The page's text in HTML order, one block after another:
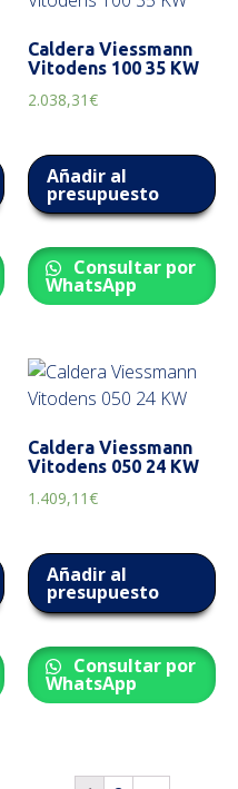
Caldera Viessmann
Vitodens 100 35 KW
2.038,31€
Añadir al
presupuesto
Consultar por
WhatsApp
Caldera Viessmann
Vitodens 050 24 KW
1.409,11€
Añadir al
presupuesto
Consultar por
WhatsApp